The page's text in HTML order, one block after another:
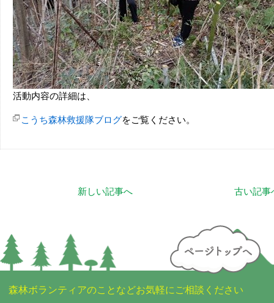
活動内容の詳細は、
こうち森林救援隊ブログをご覧ください。
古い記事
新しい記事へ
森林ボランティアのことなどお気軽にご相談ください